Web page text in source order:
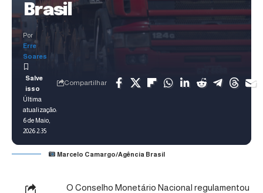
Brasil
Última
atualização:
6 de Maio,
2026 2:35
Por
Erre
Soares
Compartilhar
Marcelo Camargo/Agência Brasil
O Conselho Monetário Nacional regulamentou